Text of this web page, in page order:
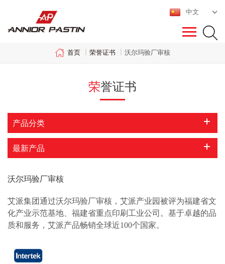
中文
首页 | 荣誉证书 | 沃尔玛验厂审核
荣誉证书
产品分类
最新产品
沃尔玛验厂审核
艾派集团通过沃尔玛验厂审核，艾派产业园被评为福建省文
化产业示范基地、福建省重点印刷工业公司。基于卓越的品
质和服务，艾派产品畅销全球近100个国家。